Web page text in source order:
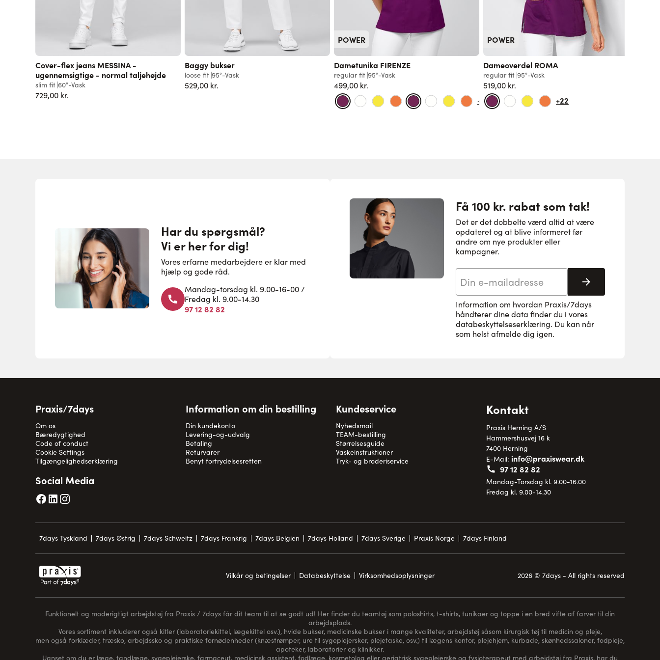
Cover-flex jeans MESSINA -
ugennemsigtige - normal taljehøjde
slim fit 60°-Vask
729,00 kr.
Baggy bukser
loose fit 95°-Vask
529,00 kr.
POWER
Dametunika FIRENZE
regular fit 95°-Vask
499,00 kr.
+23
POWER
Dameoverdel ROMA
regular fit 95°-Vask
519,00 kr.
+22
Har du spørgsmål?
Vi er her for dig!
Vores erfarne medarbejdere er klar med
hjælp og gode råd.
Mandag-torsdag kl. 9.00-16-00 /
Fredag kl. 9.00-14.30
97 12 82 82
Få 100 kr. rabat som tak!
Det er det dobbelte værd altid at være
opdateret og at blive informeret før
andre om nye produkter eller
kampagner.
Tilmeld her
Information om hvordan Praxis/7days
håndterer dine data finder du i vores
databeskyttelseserklæring. Du kan når
som helst afmelde dig igen.
Praxis/7days
Om os
Bæredygtighed
Code of conduct
Cookie Settings
Tilgængelighedserklæring
Information om din bestilling
Din kundekonto
Levering-og-udvalg
Betaling
Returvarer
Benyt fortrydelsesretten
Kundeservice
Nyhedsmail
TEAM-bestilling
Størrelsesguide
Vaskeinstruktioner
Tryk- og broderiservice
Kontakt
Praxis Herning A/S
Hammershusvej 16 k
7400 Herning
E-Mail: info@praxiswear.dk
97 12 82 82
Mandag-Torsdag kl. 9.00-16.00
Fredag kl. 9.00-14.30
Social Media
7days Tyskland 7days Østrig 7days Schweitz 7days Frankrig 7days Belgien 7days Holland 7days Sverige Praxis Norge 7days Finland
Vilkår og betingelser Databeskyttelse Virksomhedsoplysninger 2026 © 7days - All rights reserved
Funktionelt og moderigtigt arbejdstøj fra Praxis / 7days får dit team til at se godt ud! Her finder du teamtøj som poloshirts, t-shirts, tunikaer og toppe i en bred vifte af farver til din
arbejdsplads.
Vores sortiment inkluderer også kitler (laboratoriekittel, lægekittel osv.), hvide bukser, medicinske bukser i mange kvaliteter, arbejdstøj såsom kirurgisk tøj til medicin og pleje,
men også forklæder, træsko, arbejdssko og praktiske fornødenheder (knæstrømper, ure til sygeplejersker, plejetaske, osv.) til lægens kontor, plejehjem, kurbade, skønhedssaloner, fodpleje,
apoteker, laboratorier og klinikker.
Uanset om du er læge, tandlæge, sygeplejerske, farmaceut, medicinsk assistent, fodlæge, kosmetolog eller geriatrisk sygeplejerske og fysioterapeut med arbejdstøj fra Praxis, har du